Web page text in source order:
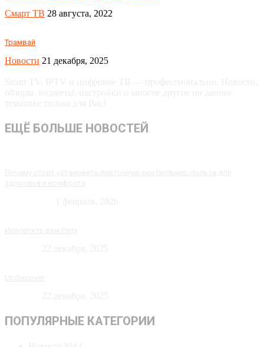
Смарт ТВ 28 августа, 2022
Трамвай
Новости 21 декабря, 2025
ЕЩЁ БОЛЬШЕ НОВОСТЕЙ
ПОПУЛЯРНЫЕ КАТЕГОРИИ